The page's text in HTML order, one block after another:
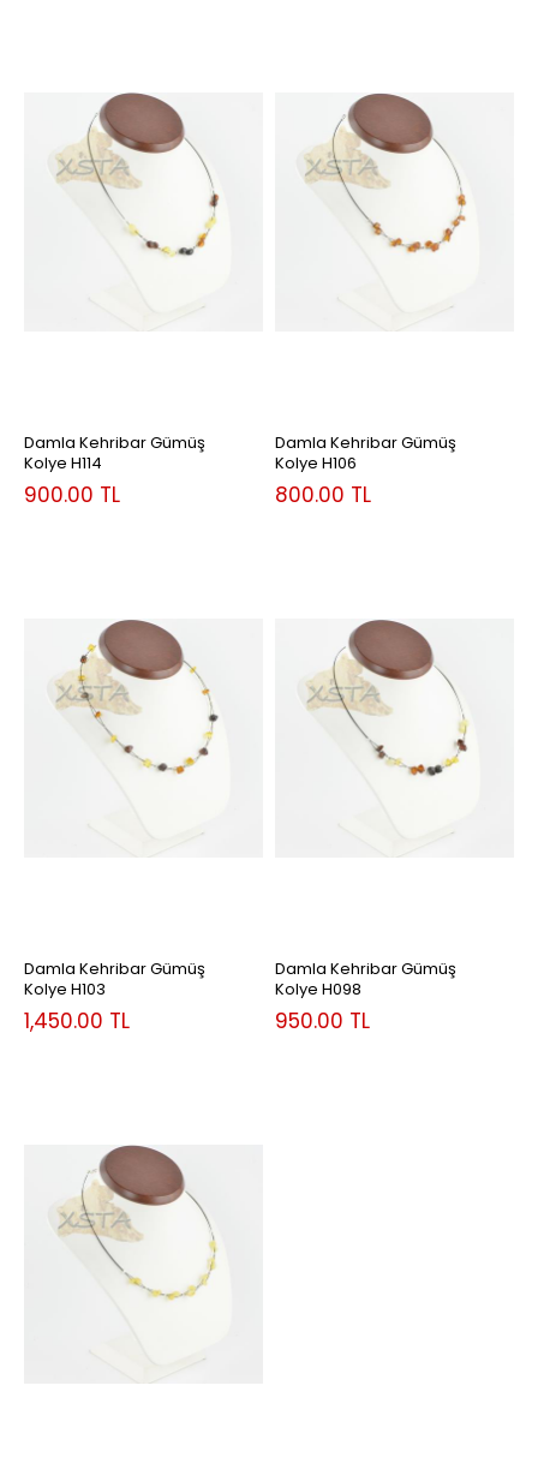
Damla Kehribar Gümüş
Kolye H114
900.00 TL
Damla Kehribar Gümüş
Kolye H106
800.00 TL
Damla Kehribar Gümüş
Kolye H103
1,450.00 TL
Damla Kehribar Gümüş
Kolye H098
950.00 TL